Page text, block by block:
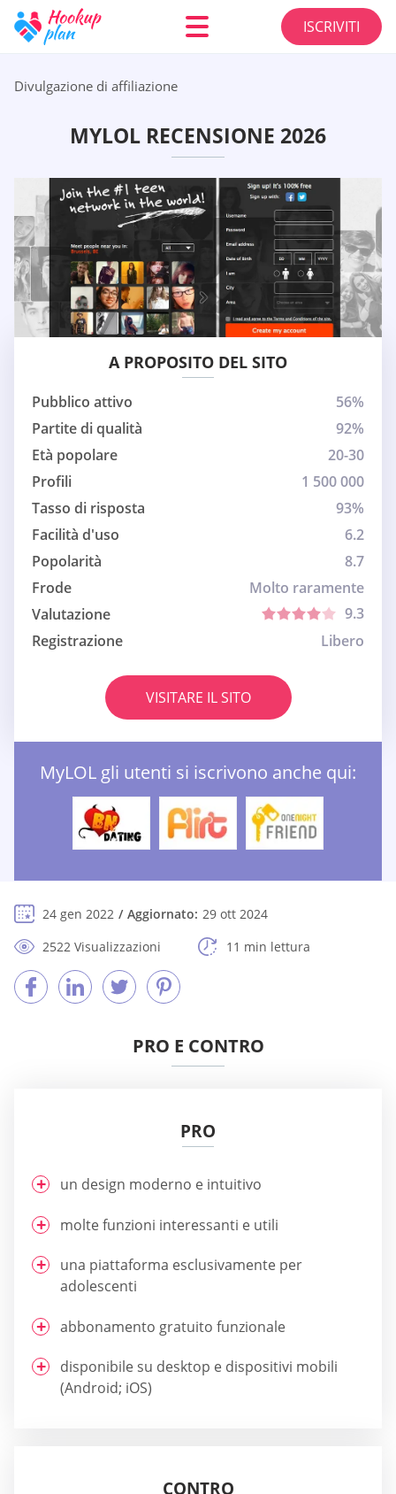
ISCRIVITI
Divulgazione di affiliazione
MYLOL RECENSIONE 2026
A PROPOSITO DEL SITO
Pubblico attivo
56%
Partite di qualità
92%
Età popolare
20-30
Profili
1 500 000
Tasso di risposta
93%
Facilità d'uso
6.2
Popolarità
8.7
Frode
Molto raramente
Valutazione
9.3
Registrazione
Libero
VISITARE IL SITO
MyLOL gli utenti si iscrivono anche qui:
24 gen 2022 Aggiornato: 29 ott 2024
2522 Visualizzazioni
11 min lettura
PRO E CONTRO
PRO
un design moderno e intuitivo
molte funzioni interessanti e utili
una piattaforma esclusivamente per
adolescenti
abbonamento gratuito funzionale
disponibile su desktop e dispositivi mobili
(Android; iOS)
CONTRO